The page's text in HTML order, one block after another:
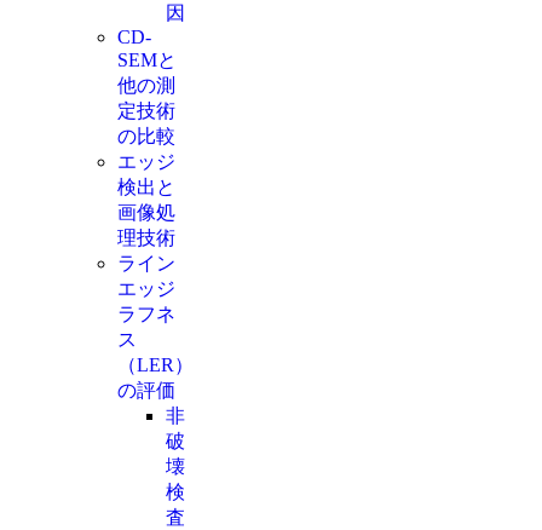
因
CD-
SEMと
他の測
定技術
の比較
エッジ
検出と
画像処
理技術
ライン
エッジ
ラフネ
ス
（LER）
の評価
非
破
壊
検
査